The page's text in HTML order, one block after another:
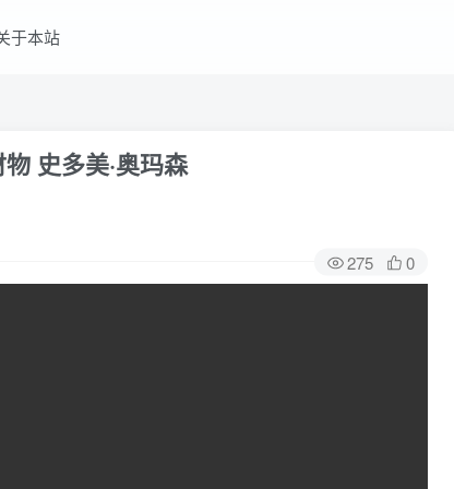
于本站
史多美·奥玛森
275 0